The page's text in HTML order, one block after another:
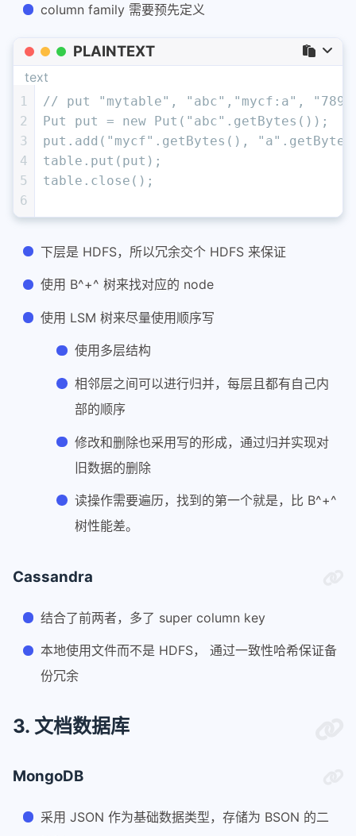
column family 需要预先定义
PLAINTEXT
text
1
2
3
4
5
6
// put "mytable", "abc","mycf:a", "789"
Put put = new Put("abc".getBytes());
put.add("mycf".getBytes(),
table.put(put);
table.close();
下层是 HDFS，所以冗余交个 HDFS 来保证
使用 B^+^ 树来找对应的 node
使用 LSM 树来尽量使用顺序写
使用多层结构
相邻层之间可以进行归并，每层且都有自己内
部的顺序
修改和删除也采用写的形成，通过归并实现对
旧数据的删除
读操作需要遍历，找到的第一个就是，比 B^+^
树性能差。
Cassandra
结合了前两者，多了 super column key
本地使用文件而不是 HDFS， 通过一致性哈希保证备
份冗余
3. 文档数据库
MongoDB
采用 JSON 作为基础数据类型，存储为 BSON 的二